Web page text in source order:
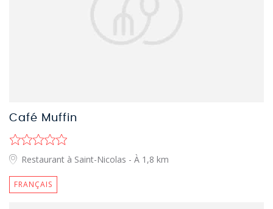
Café Muffin
Restaurant à Saint-Nicolas - À 1,8 km
FRANÇAIS